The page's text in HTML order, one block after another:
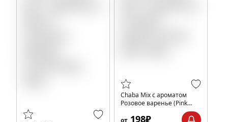
Chaba Mix с ароматом
Розовое варенье (Pink
от 198₽